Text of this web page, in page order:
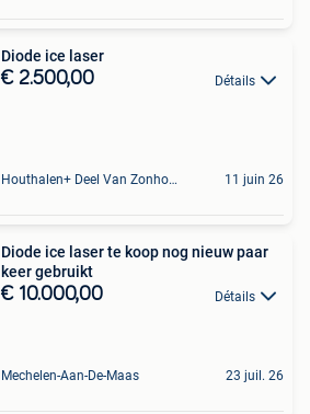
Diode ice laser
€ 2.500,00 Détails
Houthalen+ Deel Van Zonhoven En Zolder 11 juin 26
Diode ice laser te koop nog nieuw paar
keer gebruikt
€ 10.000,00 Détails
Mechelen-Aan-De-Maas 23 juil. 26